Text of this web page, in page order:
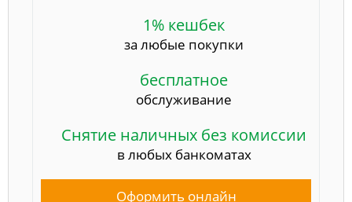
1% кешбек
за любые покупки
бесплатное
обслуживание
Снятие наличных без комиссии
в любых банкоматах
Оформить онлайн